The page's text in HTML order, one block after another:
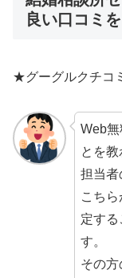
良い口コミ
★グーグルクチコ
Web無
とを教
担当者
こち
定す
す。
その